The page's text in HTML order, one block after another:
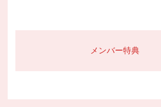
メンバー特典